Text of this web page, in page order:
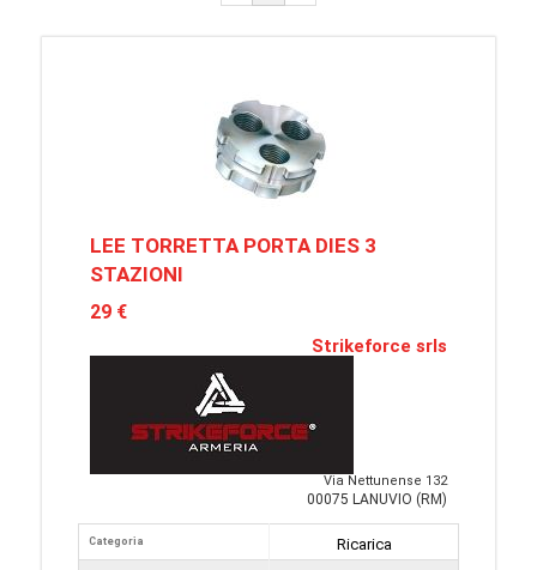
LEE TORRETTA PORTA DIES 3
STAZIONI
29 €
Strikeforce srls
Via Nettunense 132
00075 LANUVIO (RM)
Categoria
Ricarica